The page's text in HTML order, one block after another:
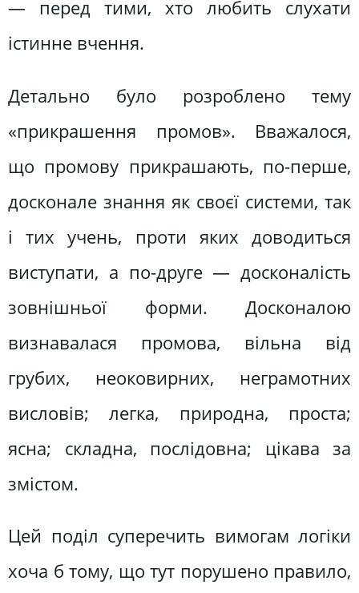
— перед тими, хто любить слухати
істинне вчення.
Детально було розроблено тему
«прикрашення промов». Вважалося,
що промову прикрашають, по-перше,
досконале знання як своєї системи, так
і тих учень, проти яких доводиться
виступати, а по-друге — досконалість
зовнішньої форми. Досконалою
визнавалася промова, вільна від
грубих, неоковирних, неграмотних
висловів; легка, природна, проста;
ясна; складна, послідовна; цікава за
змістом.
Цей поділ суперечить вимогам логіки
хоча б тому, що тут порушено правило,